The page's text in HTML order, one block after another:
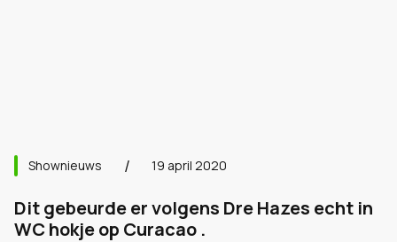
Shownieuws 19 april 2020
Dit gebeurde er volgens Dre Hazes echt in
WC hokje op Curacao .